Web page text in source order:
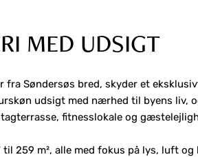
MED UDSIGT
fra Søndersøs bred, skyder et
udsigt med nærhed til byens liv,
fitnesslokale og
til 259 m², alle med fokus på lys, luft